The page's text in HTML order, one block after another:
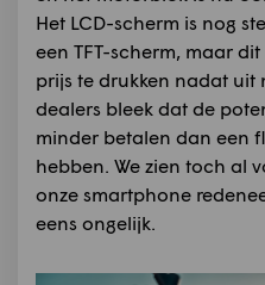
Het LCD-scherm is nog
een TFT-scherm, maar
prijs te drukken nadat uit
dealers bleek dat de
minder betalen dan een
hebben. We zien toch al
onze smartphone
eens ongelijk.